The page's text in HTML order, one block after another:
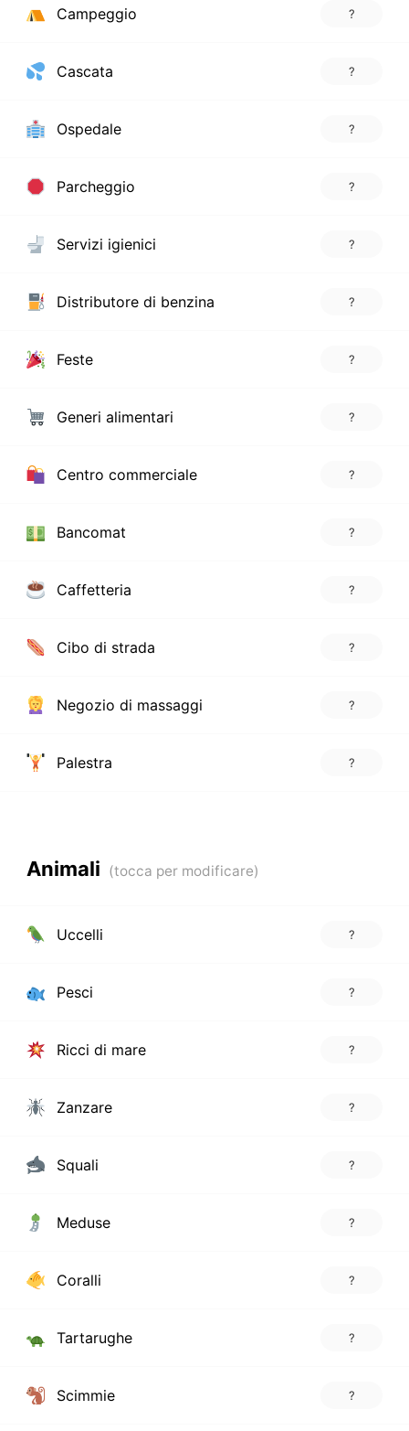
Campeggio ?
Cascata ?
Ospedale ?
Parcheggio ?
Servizi igienici ?
Distributore di benzina ?
Feste ?
Generi alimentari ?
Centro commerciale ?
Bancomat ?
Caffetteria ?
Cibo di strada ?
Negozio di massaggi ?
Palestra ?
Animali
Uccelli ?
Pesci ?
Ricci di mare ?
Zanzare ?
Squali ?
Meduse ?
Coralli ?
Tartarughe ?
Scimmie ?